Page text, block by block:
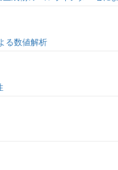
る数値解析